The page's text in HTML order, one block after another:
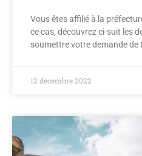
Vous êtes affilié à la
ce cas, découvrez ci-suit les
soumettre votre demande de
12 décembre 2022